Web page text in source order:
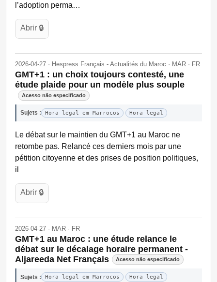
l’adoption perma…
Abrir 🔒
2026-04-27 · Hespress Français - Actualités du Maroc · MAR · FR
GMT+1 : un choix toujours contesté, une
étude plaide pour un modèle plus souple
Acesso não especificado
Sujets : Hora legal em Marrocos Hora legal
Le débat sur le maintien du GMT+1 au Maroc ne
retombe pas. Relancé ces derniers mois par une
pétition citoyenne et des prises de position politiques,
il
Abrir 🔒
2026-04-27 · MAR · FR
GMT+1 au Maroc : une étude relance le
débat sur le décalage horaire permanent -
Aljareeda Net Français
Acesso não especificado
Sujets : Hora legal em Marrocos Hora legal